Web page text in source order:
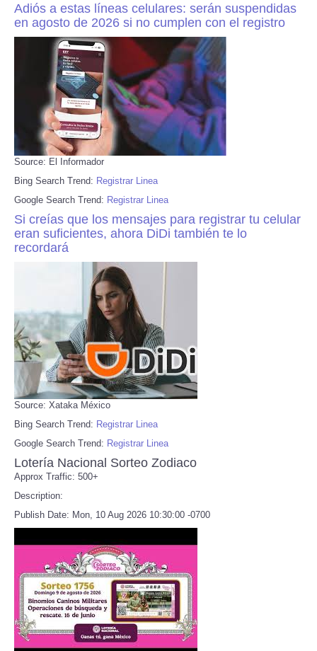
Adiós a estas líneas celulares: serán suspendidas
en agosto de 2026 si no cumplen con el registro
Source: El Informador
Bing Search Trend: Registrar Linea
Google Search Trend: Registrar Linea
Si creías que los mensajes para registrar tu celular
eran suficientes, ahora DiDi también te lo
recordará
Source: Xataka México
Bing Search Trend: Registrar Linea
Google Search Trend: Registrar Linea
Lotería Nacional Sorteo Zodiaco
Approx Traffic: 500+
Description:
Publish Date: Mon, 10 Aug 2026 10:30:00 -0700